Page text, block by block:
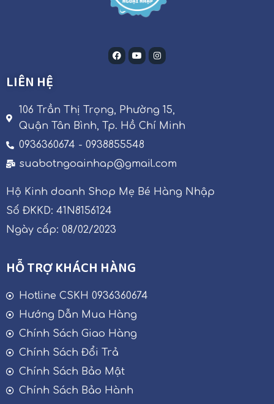
LIÊN HỆ
106 Trần Thị Trọng, Phường 15,
Quận Tân Bình, Tp. Hồ Chí Minh
0936360674 - 0938855548
suabotngoainhap@gmail.com
Hộ Kinh doanh Shop Mẹ Bé Hàng Nhập
Số ĐKKD: 41N8156124
Ngày cấp: 08/02/2023
HỖ TRỢ KHÁCH HÀNG
Hotline CSKH 0936360674
Hướng Dẫn Mua Hàng
Chính Sách Giao Hàng
Chính Sách Đổi Trả
Chính Sách Bảo Mật
Chính Sách Bảo Hành